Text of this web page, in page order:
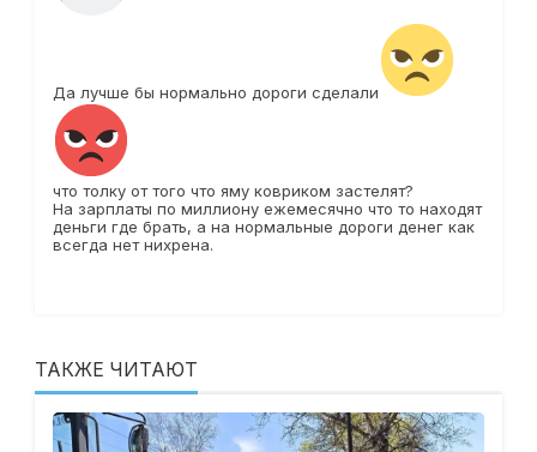
Да лучше бы нормально дороги сделали
что толку от того что яму ковриком застелят?
На зарплаты по миллиону ежемесячно что то находят
деньги где брать, а на нормальные дороги денег как
всегда нет нихрена.
ТАКЖЕ ЧИТАЮТ